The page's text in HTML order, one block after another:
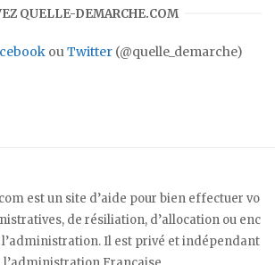
QUELLE-DEMARCHE.COM
ou Twitter (@quelle_demarche)
est un site d’aide pour bien effectuer vo
de résiliation, d’allocation ou enc
Il est privé et indépendant